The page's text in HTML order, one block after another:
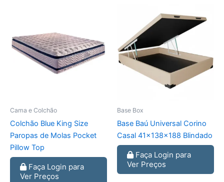
Cama e Colchão
Colchão Blue King Size
Paropas de Molas Pocket
Pillow Top
Faça Login para
Ver Preços
Base Box
Base Baú Universal Corino
Casal 41x138x188 Blindado
Faça Login para
Ver Preços